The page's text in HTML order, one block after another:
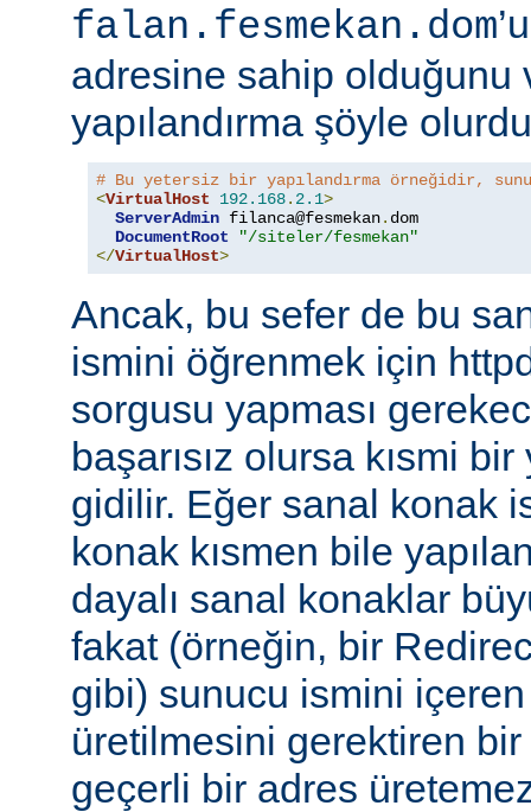
falan.fesmekan.dom
adresine sahip olduğunu
yapılandırma şöyle
# Bu yetersiz bir yapılandırma örneğidir,
<VirtualHost 192.168. 2.1>
ServerAdmin filanca@fesmekan. dom
DocumentRoot
"/siteler/fesmekan"
</VirtualHost>
Ancak, bu sefer de bu
ismini öğrenmek için
sorgusu yapması
başarısız olursa kısmi bir
gidilir. Eğer sanal konak
konak kısmen bile
dayalı sanal konaklar
fakat (örneğin, bir
gibi) sunucu ismini
üretilmesini gerektiren
geçerli bir adres